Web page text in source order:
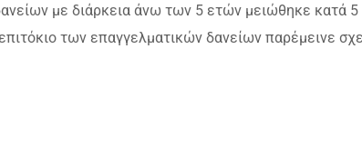
με διάρκεια άνω των 5 ετών μειώθηκε κατά
των επαγγελματικών δανείων παρέμεινε